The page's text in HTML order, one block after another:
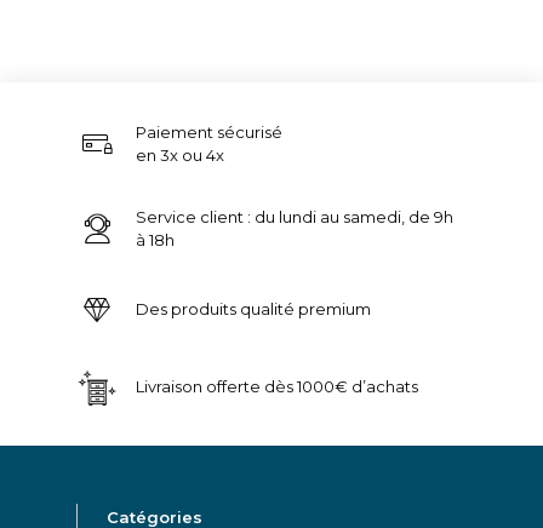
Paiement sécurisé
en 3x ou 4x
Service client : du lundi au samedi, de 9h
à 18h
Des produits qualité premium
Livraison offerte dès 1000€ d’achats
Catégories